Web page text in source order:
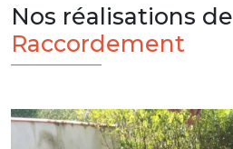
Nos réalisations de
Raccordement